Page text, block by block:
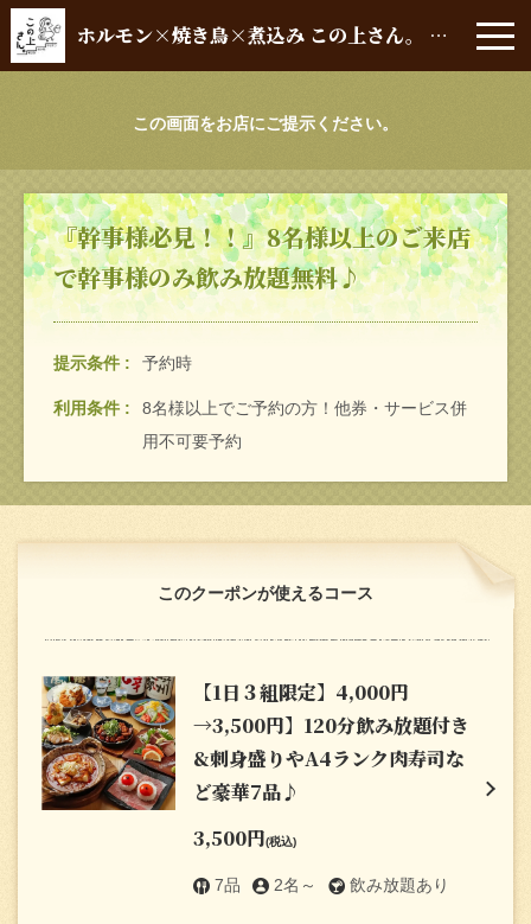
ホルモン×焼き鳥×煮込み この上さん。 堺筋本町店
この画面をお店にご提示ください。
『幹事様必見！！』8名様以上のご来店
で幹事様のみ飲み放題無料♪
提示条件 予約時
利用条件
8名様以上でご予約の方！他券・サービス併
用不可要予約
このクーポンが使えるコース
【1日３組限定】4,000円
→3,500円】120分飲み放題付き
&刺身盛りやA4ランク肉寿司な
ど豪華7品♪
3,500円(税込)
7品 2名～ 飲み放題あり